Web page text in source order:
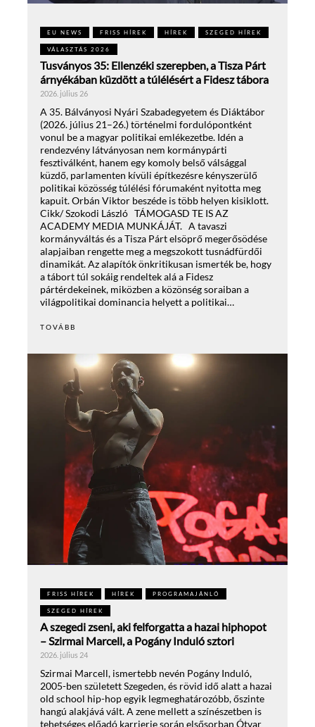
EU NEWS FRISS HÍREK HÍREK SZEGED HÍREK
VÁLASZTÁS 2026
Tusványos 35: Ellenzéki szerepben, a Tisza Párt
árnyékában küzdött a túlélésért a Fidesz tábora
2026. július 26
A 35. Bálványosi Nyári Szabadegyetem és Diáktábor
(2026. július 21–26.) történelmi fordulópontként
vonul be a magyar politikai emlékezetbe. Idén a
rendezvény látványosan nem kormánypárti
fesztiválként, hanem egy komoly belső válsággal
küzdő, parlamenten kívüli építkezésre kényszerülő
politikai közösség túlélési fórumaként nyitotta meg
kapuit. Orbán Viktor beszéde is több helyen kisiklott.
Cikk/ Szokodi László TÁMOGASD TE IS AZ
ACADEMY MEDIA MUNKÁJÁT. A tavaszi
kormányváltás és a Tisza Párt elsöprő megerősödése
alapjaiban rengette meg a megszokott tusnádfürdői
dinamikát. Az alapítók önkritikusan ismerték be, hogy
a tábort túl sokáig rendeltek alá a Fidesz
pártérdekeinek, miközben a közönség soraiban a
világpolitikai dominancia helyett a politikai…
TOVÁBB
FRISS HÍREK HÍREK PROGRAMAJÁNLÓ
SZEGED HÍREK
A szegedi zseni, aki felforgatta a hazai hiphopot
– Szirmai Marcell, a Pogány Induló sztori
2026. július 24
Szirmai Marcell, ismertebb nevén Pogány Induló,
2005-ben született Szegeden, és rövid idő alatt a hazai
old school hip-hop egyik legmeghatározóbb, őszinte
hangú alakjává vált. A zene mellett a színészetben is
tehetséges előadó karrierje során elsősorban Ótvar